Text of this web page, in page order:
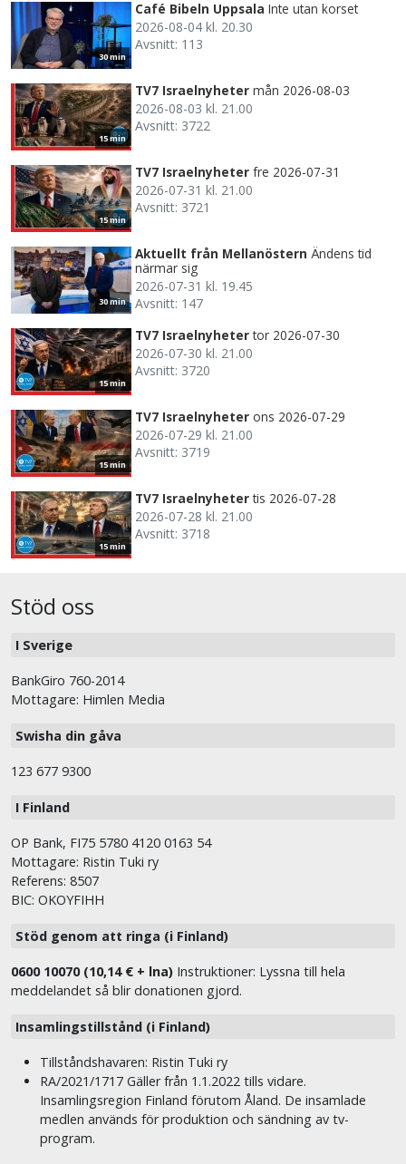
30 min
Café Bibeln Uppsala Inte utan korset
2026-08-04 kl. 20.30
Avsnitt: 113
15 min
TV7 Israelnyheter mån 2026-08-03
2026-08-03 kl. 21.00
Avsnitt: 3722
15 min
TV7 Israelnyheter fre 2026-07-31
2026-07-31 kl. 21.00
Avsnitt: 3721
30 min
Aktuellt från Mellanöstern Ändens tid
närmar sig
2026-07-31 kl. 19.45
Avsnitt: 147
15 min
TV7 Israelnyheter tor 2026-07-30
2026-07-30 kl. 21.00
Avsnitt: 3720
15 min
TV7 Israelnyheter ons 2026-07-29
2026-07-29 kl. 21.00
Avsnitt: 3719
15 min
TV7 Israelnyheter tis 2026-07-28
2026-07-28 kl. 21.00
Avsnitt: 3718
Stöd oss
I Sverige
BankGiro 760-2014
Mottagare: Himlen Media
Swisha din gåva
123 677 9300
I Finland
OP Bank, FI75 5780 4120 0163 54
Mottagare: Ristin Tuki ry
Referens: 8507
BIC: OKOYFIHH
Stöd genom att ringa (i Finland)
0600 10070 (10,14 € + lna) Instruktioner: Lyssna till hela
meddelandet så blir donationen gjord.
Insamlingstillstånd (i Finland)
Tillståndshavaren: Ristin Tuki ry
RA/2021/1717 Gäller från 1.1.2022 tills vidare.
Insamlingsregion Finland förutom Åland. De insamlade
medlen används för produktion och sändning av tv-
program.